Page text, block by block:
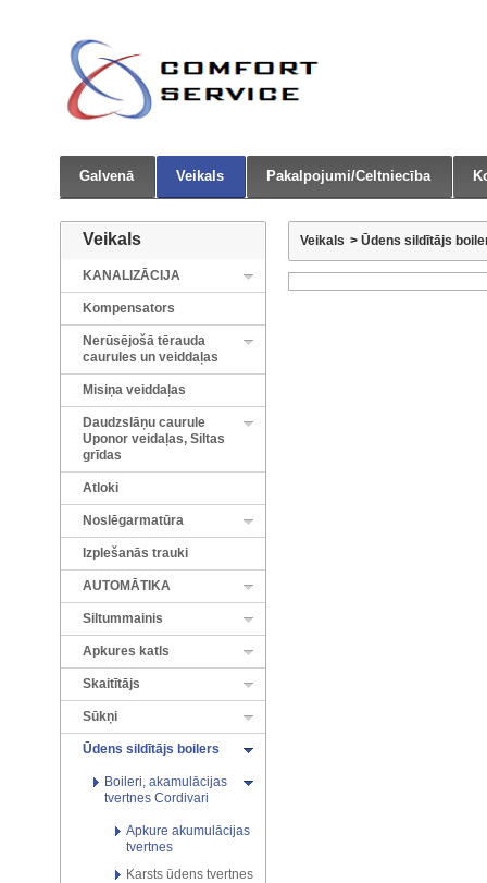
Galvenā Veikals Pakalpojumi/Celtniecība
Veikals
KANALIZĀCIJA
Kompensators
Nerūsējošā tērauda
caurules un veiddaļas
Misiņa veiddaļas
Daudzslāņu caurule
Uponor veidaļas, Siltas
grīdas
Atloki
Noslēgarmatūra
Izplešanās trauki
AUTOMĀTIKA
Siltummainis
Apkures katls
Skaitītājs
Sūkņi
Ūdens sildītājs boilers
Boileri, akamulācijas
tvertnes Cordivari
Apkure akumulācijas
tvertnes
Karsts ūdens tvertnes
Veikals > Ūdens sildītājs